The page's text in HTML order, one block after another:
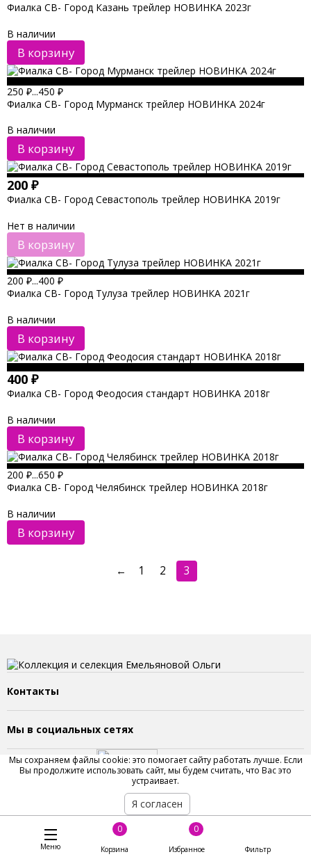
Фиалка СВ- Город Казань трейлер НОВИНКА 2023г
В наличии
В корзину
250 ₽...450 ₽
Фиалка СВ- Город Мурманск трейлер НОВИНКА 2024г
В наличии
В корзину
200 ₽
Фиалка СВ- Город Севастополь трейлер НОВИНКА 2019г
Нет в наличии
В корзину
200 ₽...400 ₽
Фиалка СВ- Город Тулуза трейлер НОВИНКА 2021г
В наличии
В корзину
400 ₽
Фиалка СВ- Город Феодосия стандарт НОВИНКА 2018г
В наличии
В корзину
200 ₽...650 ₽
Фиалка СВ- Город Челябинск трейлер НОВИНКА 2018г
В наличии
В корзину
← 1 2 3
Контакты
Мы в социальных сетях
2023 © Сайт Емельяновой Ольги. Все права защищены.
Меню
0
Корзина
0
Избранное Фильтр
Мы сохраняем файлы cookie: это помогает сайту работать лучше. Если
Вы продолжите использовать сайт, мы будем считать, что Вас это
устраивает.
Я согласен